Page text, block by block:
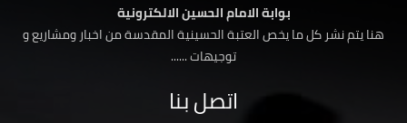
بوابة الامام الحسين الالكترونية
هنا يتم نشر كل ما يخص العتبة الحسينية المقدسة من اخبار ومشاريع و
توجيهات ......
اتصل بنا